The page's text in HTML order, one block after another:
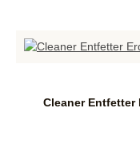
Cleaner Entfetter